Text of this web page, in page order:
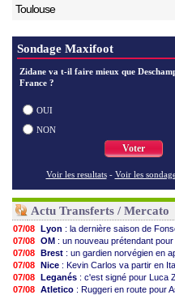
Toulouse
Sondage Maxifoot
Zidane va t-il faire mieux que
France ?
OUI
NON
Voter
Voir les resultats - Voir les
Actu Transferts / Mercato
07/08 Lyon : la dernière saison de
07/08 OM : un nouveau prétendant
07/08 Brest : un gardien norvégien en
07/08 Nice : Kevin Carlos va partir en
07/08 Leganés : c'est signé pour Luca
07/08 Atletico : Ruggeri en route pour